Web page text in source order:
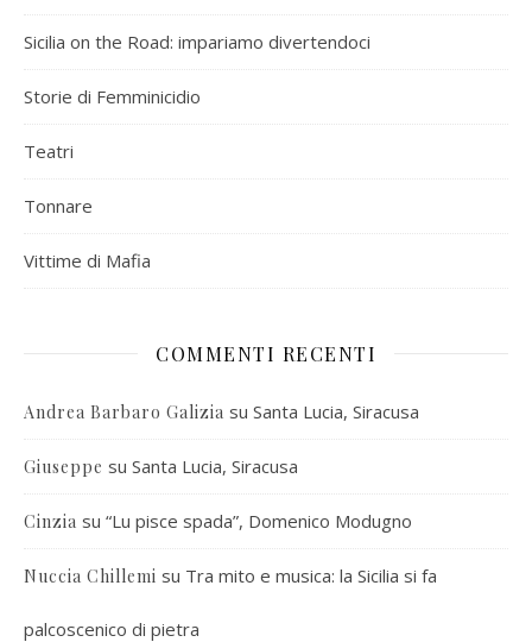
Sicilia on the Road: impariamo divertendoci
Storie di Femminicidio
Teatri
Tonnare
Vittime di Mafia
COMMENTI RECENTI
Andrea Barbaro Galizia su Santa Lucia, Siracusa
Giuseppe su Santa Lucia, Siracusa
Cinzia su “Lu pisce spada”, Domenico Modugno
Nuccia Chillemi su Tra mito e musica: la Sicilia si fa
palcoscenico di pietra